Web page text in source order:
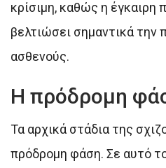
κρίσιμη, καθώς η έγκαιρη
βελτιώσει σημαντικά την
ασθενούς.
Η πρόδρομη
Τα αρχικά στάδια της
πρόδρομη φάση. Σε αυτό